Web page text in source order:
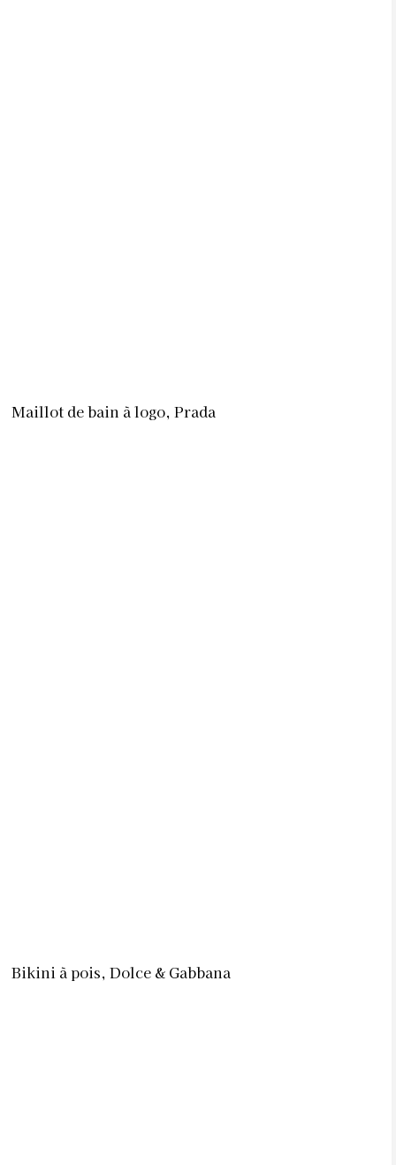
Maillot de bain à logo, Prada
Bikini à pois, Dolce & Gabbana